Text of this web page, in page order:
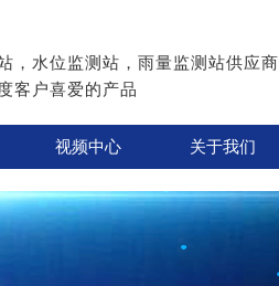
，水位监测站，雨量监测站供应商
客户喜爱的产品
视频中心 关于我们